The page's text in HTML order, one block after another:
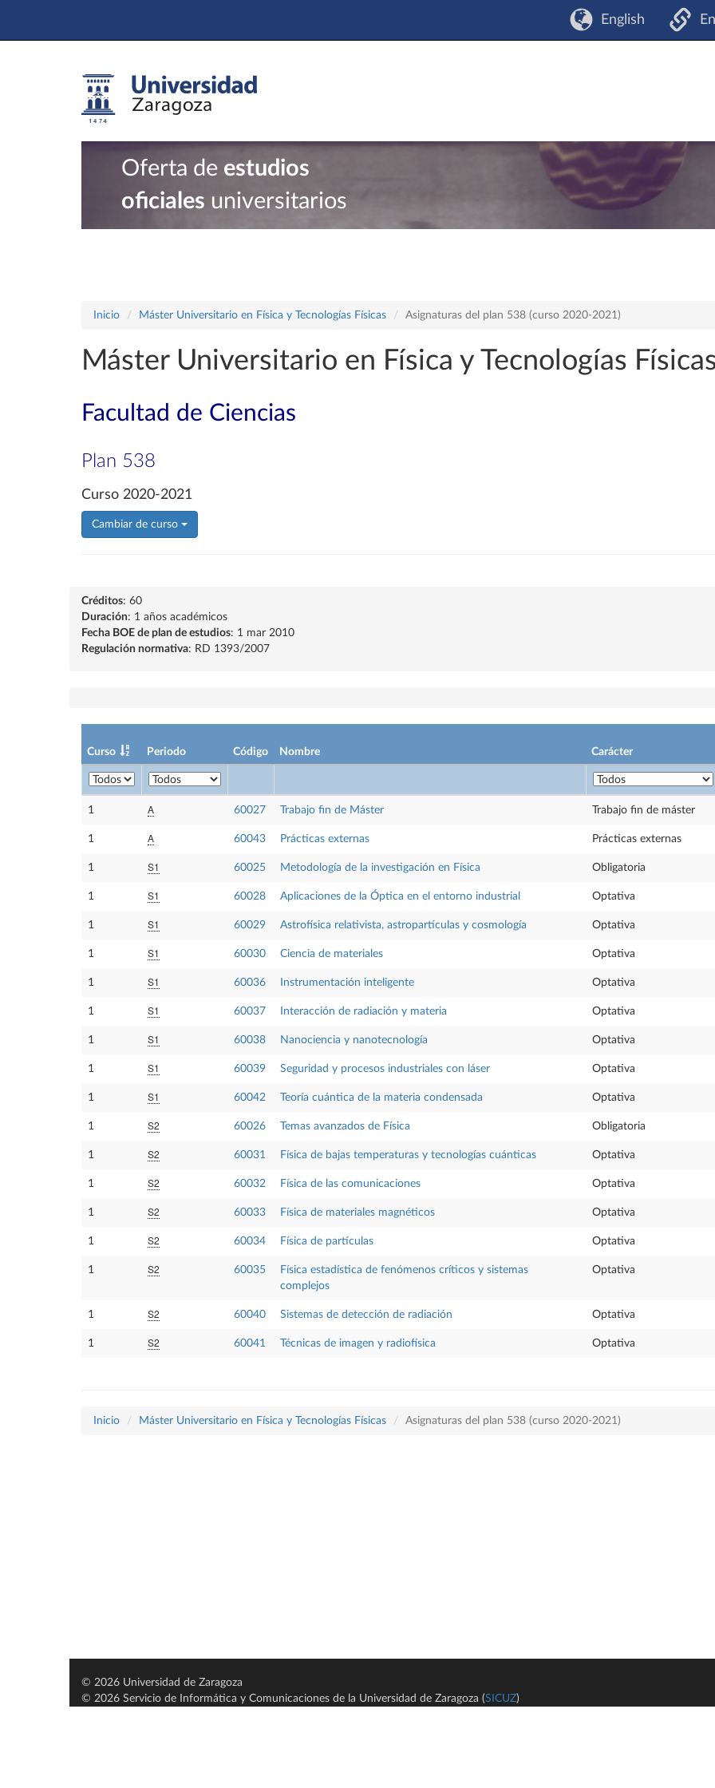
English
Oferta de estudios
oficiales universitarios
Inicio Máster Universitario en Física y Tecnologías Físicas Asignaturas del plan 538 (curso 2020-2021)
Máster Universitario en Física y Tecnologías
Facultad de Ciencias
Plan 538
Curso 2020-2021
Cambiar de curso
Créditos: 60
Duración: 1 años académicos
Fecha BOE de plan de estudios: 1 mar 2010
Regulación normativa: RD 1393/2007
Curso Periodo Código Nombre Carácter
1 A 60027 Trabajo fin de Máster Trabajo fin de máster
1 A 60043 Prácticas externas Prácticas externas
1 S1 60025 Metodología de la investigación en Física Obligatoria
1 S1 60028 Aplicaciones de la Óptica en el entorno industrial Optativa
1 S1 60029 Astrofísica relativista, astropartículas y cosmología Optativa
1 S1 60030 Ciencia de materiales Optativa
1 S1 60036 Instrumentación inteligente Optativa
1 S1 60037 Interacción de radiación y materia Optativa
1 S1 60038 Nanociencia y nanotecnología Optativa
1 S1 60039 Seguridad y procesos industriales con láser Optativa
1 S1 60042 Teoría cuántica de la materia condensada Optativa
1 S2 60026 Temas avanzados de Física Obligatoria
1 S2 60031 Física de bajas temperaturas y tecnologías cuánticas Optativa
1 S2 60032 Física de las comunicaciones Optativa
1 S2 60033 Física de materiales magnéticos Optativa
1 S2 60034 Física de partículas Optativa
1 S2 60035
Física estadística de fenómenos críticos y sistemas
complejos
Optativa
1 S2 60040 Sistemas de detección de radiación Optativa
1 S2 60041 Técnicas de imagen y radiofísica Optativa
Inicio Máster Universitario en Física y Tecnologías Físicas Asignaturas del plan 538 (curso 2020-2021)
© 2026 Universidad de Zaragoza
© 2026 Servicio de Informática y Comunicaciones de la Universidad de Zaragoza (SICUZ)